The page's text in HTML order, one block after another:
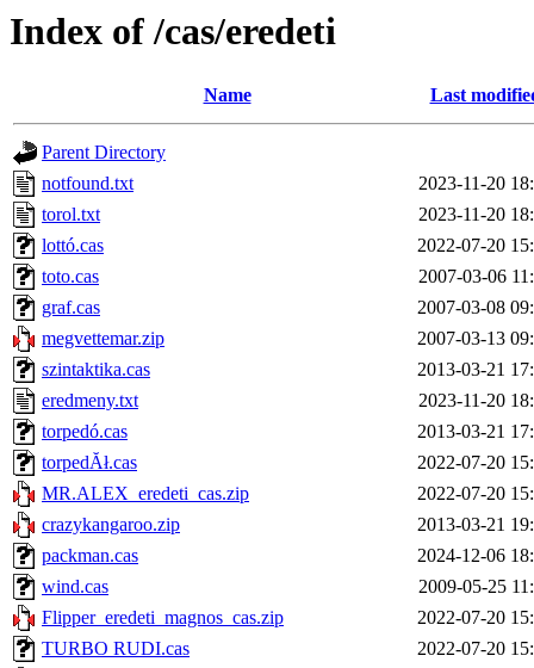
Index of /cas/eredeti
Name Last
Parent Directory
notfound.txt
2023-11-20
torol.txt
2023-11-20
lottó.cas
2022-07-20
toto.cas
2007-03-06
graf.cas
2007-03-08
megvettemar.zip
2007-03-13
szintaktika.cas
2013-03-21
eredmeny.txt
2023-11-20
torpedó.cas
2013-03-21
torpedĂł.cas
2022-07-20
MR.ALEX_eredeti_cas.zip
2022-07-20
crazykangaroo.zip
2013-03-21
packman.cas
2024-12-06
wind.cas
2009-05-25
Flipper_eredeti_magnos_cas.zip
2022-07-20
TURBO RUDI.cas
2022-07-20